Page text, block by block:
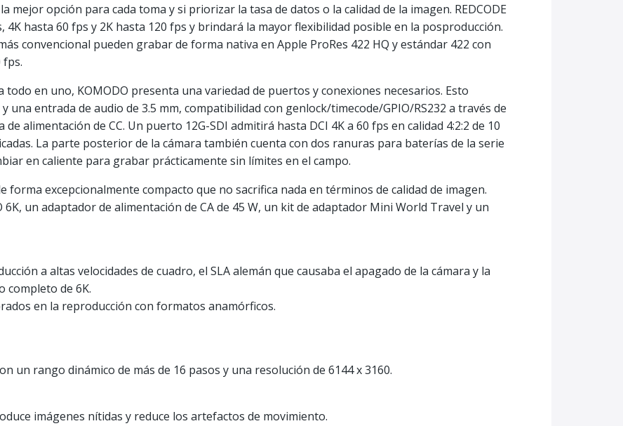
opción para cada toma y si priorizar la tasa de datos o la calidad de la imagen. REDCODE
4K hasta 60 fps y 2K hasta 120 fps y brindará la mayor flexibilidad posible en la posproducción.
convencional pueden grabar de forma nativa en Apple ProRes 422 HQ y estándar 422 con
fps.
en uno, KOMODO presenta una variedad de puertos y conexiones necesarios. Esto
entrada de audio de 3.5 mm, compatibilidad con genlock/timecode/GPIO/RS232 a través de
alimentación de CC. Un puerto 12G-SDI admitirá hasta DCI 4K a 60 fps en calidad 4:2:2 de 10
La parte posterior de la cámara también cuenta con dos ranuras para baterías de la serie
en caliente para grabar prácticamente sin límites en el campo.
forma excepcionalmente compacto que no sacrifica nada en términos de calidad de imagen.
6K, un adaptador de alimentación de CA de 45 W, un kit de adaptador Mini World Travel y un
a altas velocidades de cuadro, el SLA alemán que causaba el apagado de la cámara y la
completo de 6K.
en la reproducción con formatos anamórficos.
un rango dinámico de más de 16 pasos y una resolución de 6144 x 3160.
imágenes nítidas y reduce los artefactos de movimiento.